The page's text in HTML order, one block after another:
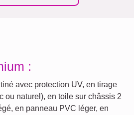
:
avec protection UV, en tirage
ou naturel), en toile sur châssis 2
en panneau PVC léger, en